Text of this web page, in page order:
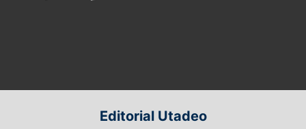
Editorial Utadeo